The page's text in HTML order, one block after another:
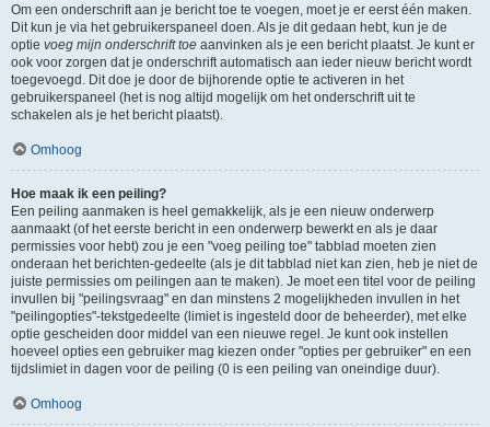
Om een onderschrift aan je bericht toe te voegen, moet je er eerst één maken.
Dit kun je via het gebruikerspaneel doen. Als je dit gedaan hebt, kun je de
optie voeg mijn onderschrift toe aanvinken als je een bericht plaatst. Je kunt er
ook voor zorgen dat je onderschrift automatisch aan ieder nieuw bericht wordt
toegevoegd. Dit doe je door de bijhorende optie te activeren in het
gebruikerspaneel (het is nog altijd mogelijk om het onderschrift uit te
schakelen als je het bericht plaatst).
Omhoog
Hoe maak ik een peiling?
Een peiling aanmaken is heel gemakkelijk, als je een nieuw onderwerp
aanmaakt (of het eerste bericht in een onderwerp bewerkt en als je daar
permissies voor hebt) zou je een "voeg peiling toe" tabblad moeten zien
onderaan het berichten-gedeelte (als je dit tabblad niet kan zien, heb je niet de
juiste permissies om peilingen aan te maken). Je moet een titel voor de peiling
invullen bij "peilingsvraag" en dan minstens 2 mogelijkheden invullen in het
"peilingopties"-tekstgedeelte (limiet is ingesteld door de beheerder), met elke
optie gescheiden door middel van een nieuwe regel. Je kunt ook instellen
hoeveel opties een gebruiker mag kiezen onder "opties per gebruiker" en een
tijdslimiet in dagen voor de peiling (0 is een peiling van oneindige duur).
Omhoog